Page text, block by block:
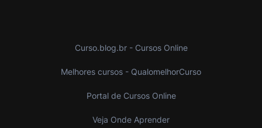
Curso.blog.br - Cursos Online
Melhores cursos - QualomelhorCurso
Portal de Cursos Online
Veja Onde Aprender